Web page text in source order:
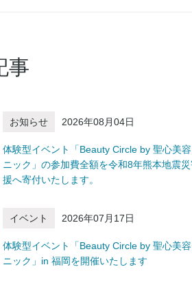
事
お知らせ 2026年08月04日
体験型イベント「Beauty Circle by 聖心美
ニック」の参加費全額を令和8年熊本地震
援へ寄付いたします。
イベント 2026年07月17日
体験型イベント「Beauty Circle by 聖心美
ニック」in 福岡を開催いたします